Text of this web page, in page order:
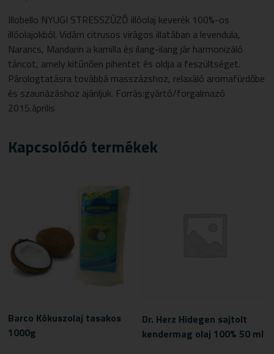
Illobello NYUGI STRESSZŰZŐ illóolaj keverék 100%-os
illóolajokból. Vidám citrusos virágos illatában a levendula,
Narancs, Mandarin a kamilla és ilang-ilang jár harmonizáló
táncot, amely kitűnően pihentet és oldja a feszültséget.
Párologtatásra továbbá masszázshoz, relaxáló aromafürdőbe
és szaunázáshoz ajánljuk. Forrás:gyártó/forgalmazó
2015.április
Kapcsolódó termékek
Barco Kókuszolaj tasakos
1000g
Dr. Herz Hidegen sajtolt
kendermag olaj 100% 50 ml